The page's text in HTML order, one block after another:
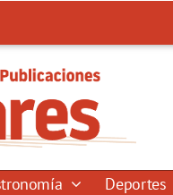
Deportes